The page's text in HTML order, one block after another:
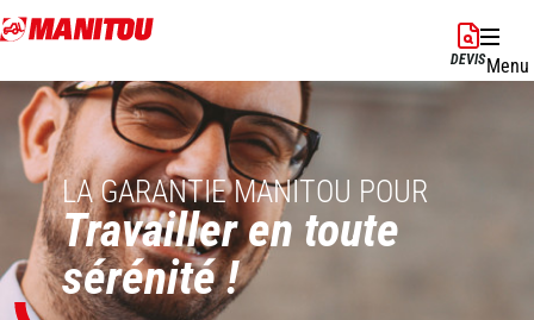
Aller
au
principal
DEVISMenu
LA GARANTIE MANITOU POUR
Travailler en toute
sérénité !